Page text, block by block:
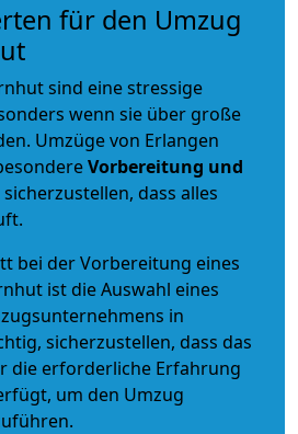
für den Umzug
sind eine stressige
wenn sie über große
Umzüge von Erlangen
Vorbereitung und
sicherzustellen, dass alles
bei der Vorbereitung eines
ist die Auswahl eines
in
sicherzustellen, dass das
die erforderliche Erfahrung
um den Umzug